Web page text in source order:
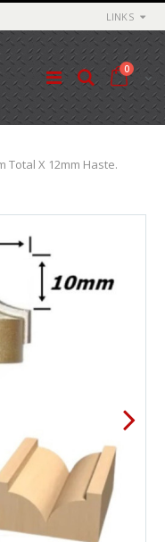
LINKS
0
Total X 12mm Haste.